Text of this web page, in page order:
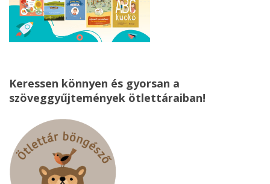
Keressen könnyen és gyorsan a
szöveggyűjtemények ötlettáraiban!